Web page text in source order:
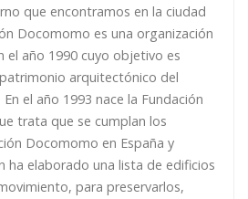
que encontramos en la ciudad
Docomomo es una organización
el año 1990 cuyo objetivo es
arquitectónico del
el año 1993 nace la Fundación
trata que se cumplan los
Docomomo en España y
ha elaborado una lista de edificios
para preservarlos,